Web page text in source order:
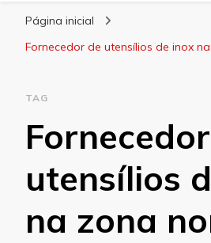
Página inicial
Fornecedor de utensílios de inox
TAG
utensílios
na zona